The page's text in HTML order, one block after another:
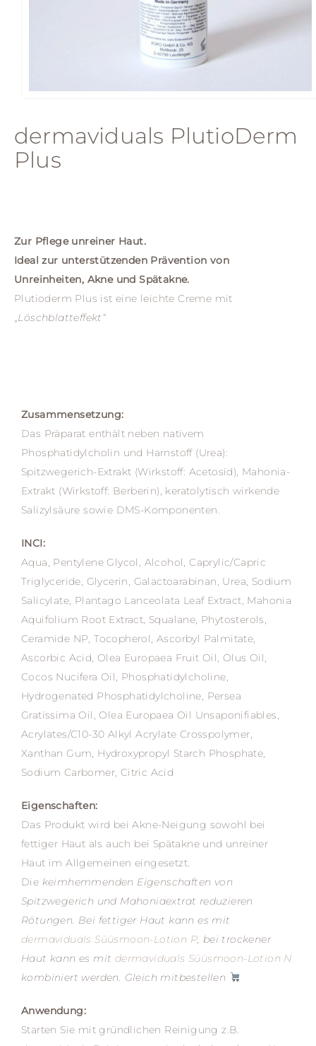
dermaviduals PlutioDerm
Plus
Zur Pflege unreiner Haut.
Ideal zur unterstützenden Prävention von
Unreinheiten, Akne und Spätakne.
Plutioderm Plus ist eine leichte Creme mit
„Löschblatteffekt“
Zusammensetzung:
Das Präparat enthält neben nativem
Phosphatidylcholin und Harnstoff (Urea):
Spitzwegerich-Extrakt (Wirkstoff: Acetosid), Mahonia-
Extrakt (Wirkstoff: Berberin), keratolytisch wirkende
Salizylsäure sowie DMS-Komponenten.
INCI:
Aqua, Pentylene Glycol, Alcohol, Caprylic/Capric
Triglyceride, Glycerin, Galactoarabinan, Urea, Sodium
Salicylate, Plantago Lanceolata Leaf Extract, Mahonia
Aquifolium Root Extract, Squalane, Phytosterols,
Ceramide NP, Tocopherol, Ascorbyl Palmitate,
Ascorbic Acid, Olea Europaea Fruit Oil, Olus Oil,
Cocos Nucifera Oil, Phosphatidylcholine,
Hydrogenated Phosphatidylcholine, Persea
Gratissima Oil, Olea Europaea Oil Unsaponifiables,
Acrylates/C10-30 Alkyl Acrylate Crosspolymer,
Xanthan Gum, Hydroxypropyl Starch Phosphate,
Sodium Carbomer, Citric Acid
Eigenschaften:
Das Produkt wird bei Akne-Neigung sowohl bei
fettiger Haut als auch bei Spätakne und unreiner
Haut im Allgemeinen eingesetzt.
Die keimhemmenden Eigenschaften von
Spitzwegerich und Mahoniaextrat reduzieren
Rötungen. Bei fettiger Haut kann es mit
dermaviduals Süüsmoon-Lotion P, bei trockener
Haut kann es mit dermaviduals Süüsmoon-Lotion N
kombiniert werden. Gleich mitbestellen
Anwendung:
Starten Sie mit gründlichen Reinigung z.B.